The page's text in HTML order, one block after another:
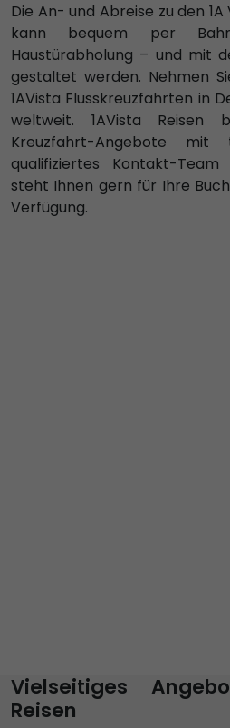
Die An- und Abreise zu den
kann bequem per
Haustürabholung – und mit
gestaltet werden. Nehmen
1AVista Flusskreuzfahrten in
weltweit. 1AVista Reisen
Kreuzfahrt-Angebote mit
qualifiziertes Kontakt-Team
steht Ihnen gern für Ihre
Verfügung.
Vielseitiges
Reisen